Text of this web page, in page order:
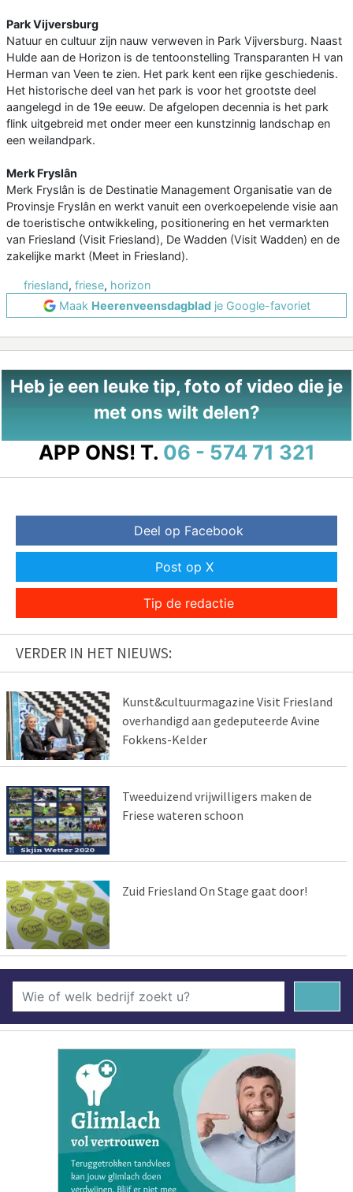
Park Vijversburg
Natuur en cultuur zijn nauw verweven in Park Vijversburg. Naast
Hulde aan de Horizon is de tentoonstelling Transparanten H van
Herman van Veen te zien. Het park kent een rijke geschiedenis.
Het historische deel van het park is voor het grootste deel
aangelegd in de 19e eeuw. De afgelopen decennia is het park
flink uitgebreid met onder meer een kunstzinnig landschap en
een weilandpark.
Merk Fryslân
Merk Fryslân is de Destinatie Management Organisatie van de
Provinsje Fryslân en werkt vanuit een overkoepelende visie aan
de toeristische ontwikkeling, positionering en het vermarkten
van Friesland (Visit Friesland), De Wadden (Visit Wadden) en de
zakelijke markt (Meet in Friesland).
friesland, friese, horizon
Maak Heerenveensdagbladje Google-favoriet
Heb je een leuke tip, foto of video die je
met ons wilt delen?
APP ONS! T. 06 - 574 71 321
Deel op Facebook
Post op X
Tip de redactie
VERDER IN HET NIEUWS:
Kunst&cultuurmagazine Visit Friesland
overhandigd aan gedeputeerde Avine
Fokkens-Kelder
Tweeduizend vrijwilligers maken de
Friese wateren schoon
Zuid Friesland On Stage gaat door!